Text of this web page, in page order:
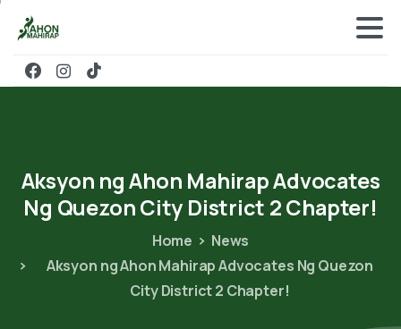
Aksyon ngAhon MahirapAdvocates
Ng QuezonCity District 2Chapter!
Home
News
Aksyon ng Ahon Mahirap Advocates Ng Quezon
City District 2 Chapter!